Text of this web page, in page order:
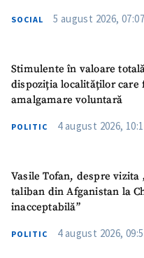
SOCIAL 5 august 2026, 07:07
Stimulente în valoare
dispoziția localităților care
amalgamare voluntară
POLITIC 4 august 2026,
Vasile Tofan, despre
taliban din Afganistan la
inacceptabilă”
POLITIC 4 august 2026,